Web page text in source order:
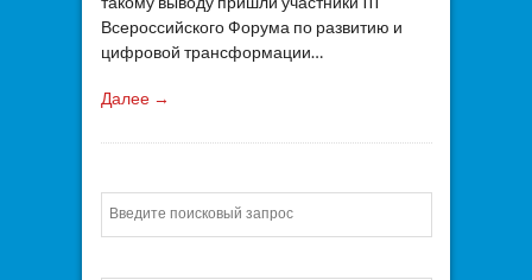
Всероссийского Форума по развитию и
цифровой трансформации…
Далее →